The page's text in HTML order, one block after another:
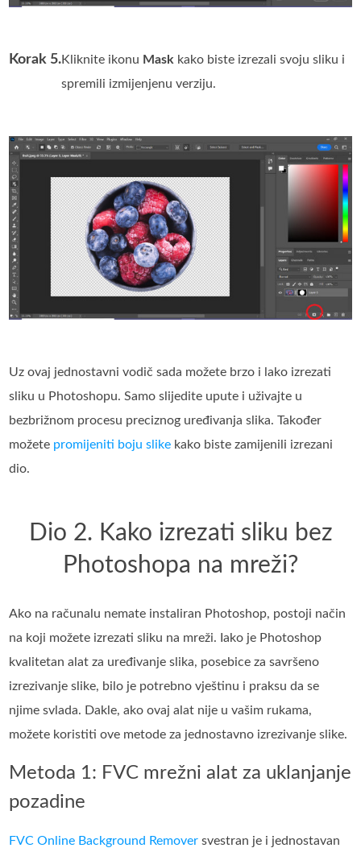
Korak 5.Kliknite ikonu Mask kako biste izrezali svoju sliku i
spremili izmijenjenu verziju.
Uz ovaj jednostavni vodič sada možete brzo i lako izrezati
sliku u Photoshopu. Samo slijedite upute i uživajte u
bezbrižnom procesu preciznog uređivanja slika. Također
možete promijeniti boju slike kako biste zamijenili izrezani
dio.
Dio 2. Kako izrezati sliku bez
Photoshopa na mreži?
Ako na računalu nemate instaliran Photoshop, postoji način
na koji možete izrezati sliku na mreži. Iako je Photoshop
kvalitetan alat za uređivanje slika, posebice za savršeno
izrezivanje slike, bilo je potrebno vještinu i praksu da se
njime svlada. Dakle, ako ovaj alat nije u vašim rukama,
možete koristiti ove metode za jednostavno izrezivanje slike.
Metoda 1: FVC mrežni alat za uklanjanje
pozadine
FVC Online Background Remover svestran je i jednostavan